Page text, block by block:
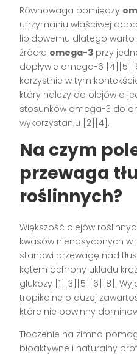
Równowaga pomiędzy
utrzymaniu właściwej
lipidowemu dlatego
źródła omega-3 przy
dopływie omega-6
korzystnie w tym
który należy do olejów o
stosunków omega-3 do
wykorzystaniu [2][4].
Na czym
przewaga
roślinnych?
Większość olejów
kwasów nienasyconych w
stanowi przewagę nad
kątem ochrony układu
glukozy [1][3][5][6][8].
tropikalne o dużej
które nie powinny
Tłoczenie na zimno
bioaktywne i naturalny